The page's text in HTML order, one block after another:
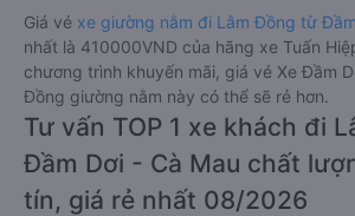
Giá vé xe giường nằm đi Lâm Đồng từ
nhất là 410000VND của hãng xe Tuấn
chương trình khuyến mãi, giá vé Xe Đầm
Đồng giường nằm này có thể sẽ rẻ hơn.
Tư vấn TOP 1 xe khách đi
Đầm Dơi - Cà Mau chất
tín, giá rẻ nhất 08/2026